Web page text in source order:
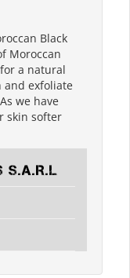
Black
Moroccan
a natural
and exfoliate
we have
skin softer